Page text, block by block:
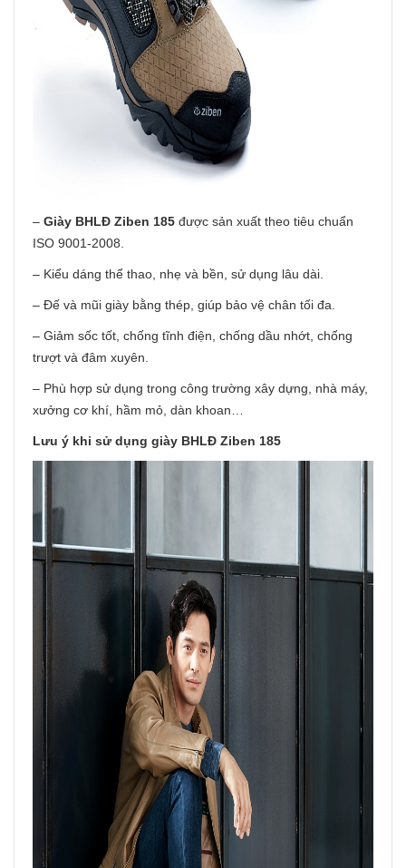
– Giày BHLĐ Ziben 185 được sản xuất theo tiêu chuẩn
ISO 9001-2008.
– Kiểu dáng thể thao, nhẹ và bền, sử dụng lâu dài.
– Đế và mũi giày bằng thép, giúp bảo vệ chân tối đa.
– Giảm sốc tốt, chống tĩnh điện, chống dầu nhớt, chống
trượt và đâm xuyên.
– Phù hợp sử dụng trong công trường xây dựng, nhà máy,
xưởng cơ khí, hầm mỏ, dàn khoan…
Lưu ý khi sử dụng giày BHLĐ Ziben 185